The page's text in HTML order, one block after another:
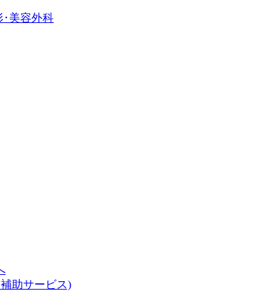
助サービス)